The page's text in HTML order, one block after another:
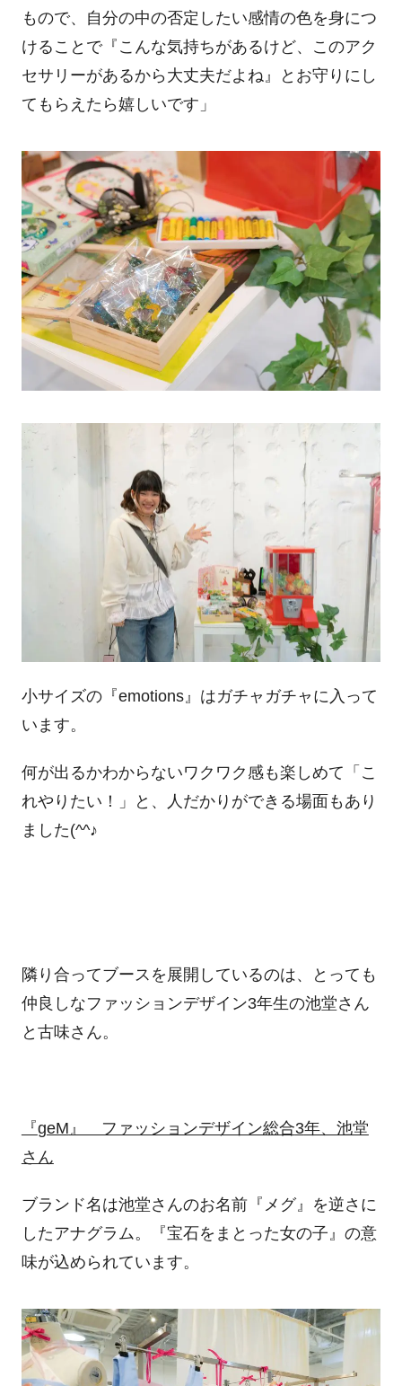
もので、自分の中の否定したい感情の色を身につ
けることで『こんな気持ちがあるけど、このアク
セサリーがあるから大丈夫だよね』とお守りにし
てもらえたら嬉しいです」
小サイズの『emotions』はガチャガチャに入って
います。
何が出るかわからないワクワク感も楽しめて「こ
れやりたい！」と、人だかりができる場面もあり
ました(^^♪
隣り合ってブースを展開しているのは、とっても
仲良しなファッションデザイン3年生の池堂さん
と古味さん。
『geM 』 ファッションデザイン総合3年、池堂
さん
ブランド名は池堂さんのお名前『メグ』を逆さに
したアナグラム。『宝石をまとった女の子』の意
味が込められています。